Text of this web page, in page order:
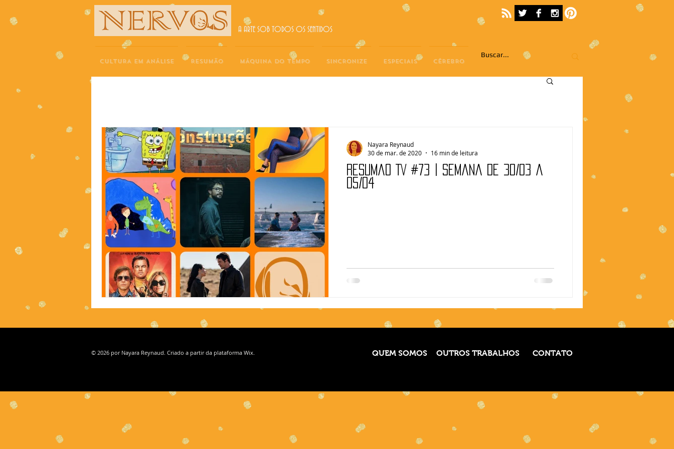
NERVOS A ARTE SOB TODOS OS SENTIDOS
CULTURA EM ANÁLISE RESUMÃO MÁQUINA DO TEMPO SINCRONIZE ESPECIAIS CÉREBRO
Resumão TV #73 | Semana de 30/03 a
05/04
Nayara Reynaud
30 de mar. de 2020
16 min de leitura
© 2026 por Nayara Reynaud. Criado a partir da plataforma Wix. QUEM SOMOS OUTROS TRABALHOS CONTATO